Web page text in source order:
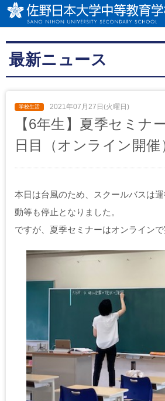
最新ニュース
2021年07月27日(火曜日)
【6年生】夏季セミナ
日目（オンライン開催
本日は台風のため、スクールバスは
動等も停止となりました。
ですが、夏季セミナーはオンラインで